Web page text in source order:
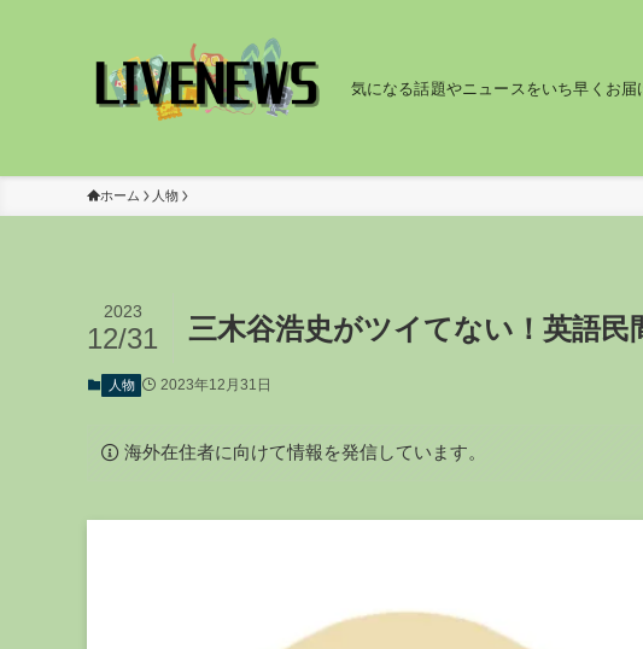
気になる話題やニュースをいち早くお届
ホーム 人物
三木谷浩史がツイてない！英語民
2023
12/31
人物 2023年12月31日
海外在住者に向けて情報を発信しています。